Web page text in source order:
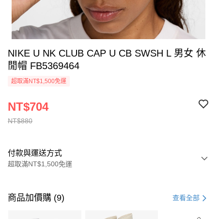
NIKE U NK CLUB CAP U CB SWSH L 男女 休
閒帽 FB5369464
超取滿NT$1,500免運
NT$880
NT$704
付款與運送方式
超取滿NT$1,500免運
信用卡一次付款
商品加價購 (9) 查看全部